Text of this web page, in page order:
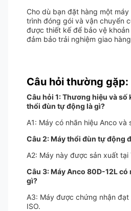
Cho dù bạn đặt hàng một
trình đóng gói và vận chuyển
được thiết kế để bảo vệ
đảm bảo trải nghiệm giao
Câu hỏi thường gặp:
Câu hỏi 1: Thương hiệu và số
thổi đùn tự động là gì?
A1: Máy có nhãn hiệu Anco và
Câu 2: Máy thổi đùn tự động
A2: Máy này được sản xuất tại
Câu 3: Máy Anco 80D-12L
gì?
A3: Máy được chứng nhận đạt
ISO.